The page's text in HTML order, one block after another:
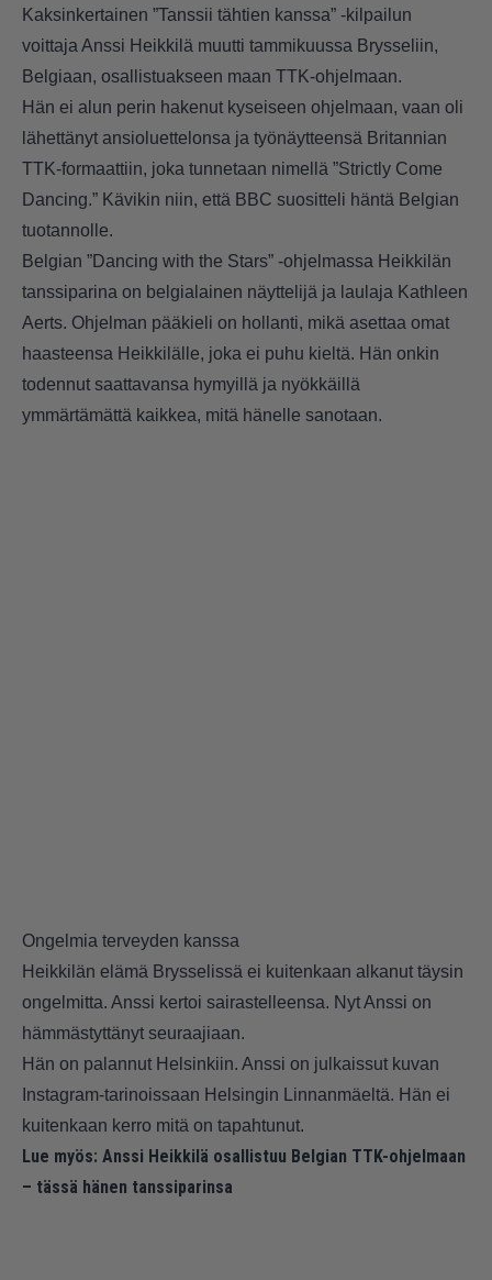
Kaksinkertainen ”Tanssii tähtien kanssa” -kilpailun
voittaja Anssi Heikkilä muutti tammikuussa Brysseliin,
Belgiaan, osallistuakseen maan TTK-ohjelmaan.
Hän ei alun perin hakenut kyseiseen ohjelmaan, vaan oli
lähettänyt ansioluettelonsa ja työnäytteensä Britannian
TTK-formaattiin, joka tunnetaan nimellä ”Strictly Come
Dancing.” Kävikin niin, että BBC suositteli häntä Belgian
tuotannolle.
Belgian ”Dancing with the Stars” -ohjelmassa Heikkilän
tanssiparina on belgialainen näyttelijä ja laulaja Kathleen
Aerts. Ohjelman pääkieli on hollanti, mikä asettaa omat
haasteensa Heikkilälle, joka ei puhu kieltä. Hän onkin
todennut saattavansa hymyillä ja nyökkäillä
ymmärtämättä kaikkea, mitä hänelle sanotaan. ​
Ongelmia terveyden kanssa
Heikkilän elämä Brysselissä ei kuitenkaan alkanut täysin
ongelmitta. Anssi kertoi sairastelleensa. Nyt Anssi on
hämmästyttänyt seuraajiaan.
Hän on palannut Helsinkiin. Anssi on julkaissut kuvan
Instagram-tarinoissaan Helsingin Linnanmäeltä. Hän ei
kuitenkaan kerro mitä on tapahtunut.
Lue myös: Anssi Heikkilä osallistuu Belgian TTK-ohjelmaan
– tässä hänen tanssiparinsa